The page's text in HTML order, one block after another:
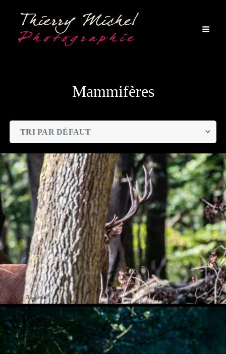
Mammifères